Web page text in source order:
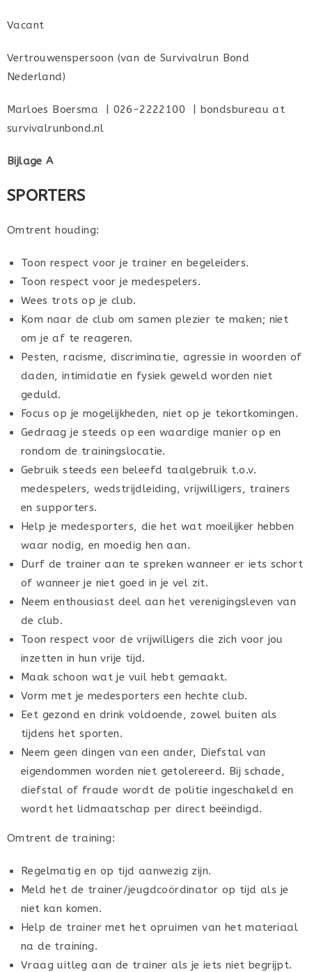
Vacant
Vertrouwenspersoon (van de Survivalrun Bond
Nederland)
Marloes Boersma | 026-2222100 | bondsbureau at
survivalrunbond.nl
Bijlage A
SPORTERS
Omtrent houding:
Toon respect voor je trainer en begeleiders.
Toon respect voor je medespelers.
Wees trots op je club.
Kom naar de club om samen plezier te maken; niet
om je af te reageren.
Pesten, racisme, discriminatie, agressie in woorden of
daden, intimidatie en fysiek geweld worden niet
geduld.
Focus op je mogelijkheden, niet op je tekortkomingen.
Gedraag je steeds op een waardige manier op en
rondom de trainingslocatie.
Gebruik steeds een beleefd taalgebruik t.o.v.
medespelers, wedstrijdleiding, vrijwilligers, trainers
en supporters.
Help je medesporters, die het wat moeilijker hebben
waar nodig, en moedig hen aan.
Durf de trainer aan te spreken wanneer er iets schort
of wanneer je niet goed in je vel zit.
Neem enthousiast deel aan het verenigingsleven van
de club.
Toon respect voor de vrijwilligers die zich voor jou
inzetten in hun vrije tijd.
Maak schoon wat je vuil hebt gemaakt.
Vorm met je medesporters een hechte club.
Eet gezond en drink voldoende, zowel buiten als
tijdens het sporten.
Neem geen dingen van een ander, Diefstal van
eigendommen worden niet getolereerd. Bij schade,
diefstal of fraude wordt de politie ingeschakeld en
wordt het lidmaatschap per direct beëindigd.
Omtrent de training:
Regelmatig en op tijd aanwezig zijn.
Meld het de trainer/jeugdcoördinator op tijd als je
niet kan komen.
Help de trainer met het opruimen van het materiaal
na de training.
Vraag uitleg aan de trainer als je iets niet begrijpt.